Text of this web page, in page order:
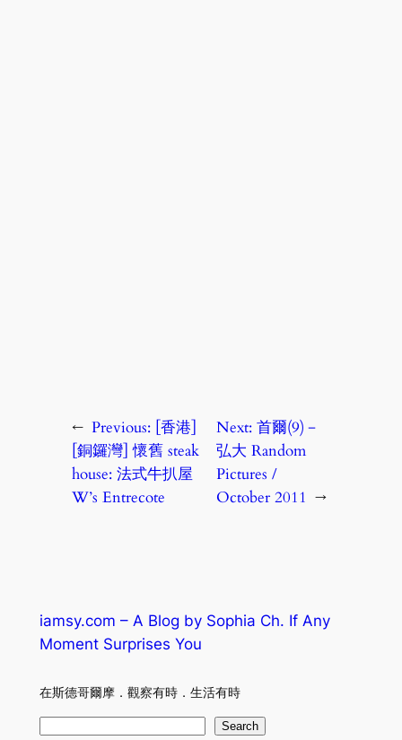
← Previous: [香港]
[銅鑼灣] 懷舊 steak
house: 法式牛扒屋
W’s Entrecote
Next:首爾(9)－
弘大 Random
Pictures /
October 2011 →
iamsy.com – A Blog by Sophia Ch. If Any
Moment Surprises You
在斯德哥爾摩．觀察有時．生活有時
Search